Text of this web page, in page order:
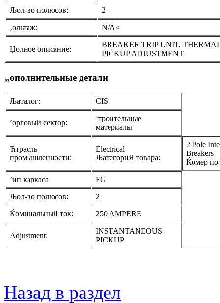
Љол-во полюсов: 2
‚ольтаж: N/A<
Џолное описание:
BREAKER TRIP UNIT,
PICKUP ADJUSTMENT
„ополнительные детали
Љаталог: CIS
’орговый сектор:
‘троительные
материалы
Ћтрасль
промышленности:
Electrical
ЉатегориЯ товара:
2 Pole
Breakers
Ќомер по
’ип каркаса FG
Љол-во полюсов: 2
Ќоминальный ток: 250 AMPERE
Adjustment:
INSTANTANEOUS
PICKUP
Назад в раздел